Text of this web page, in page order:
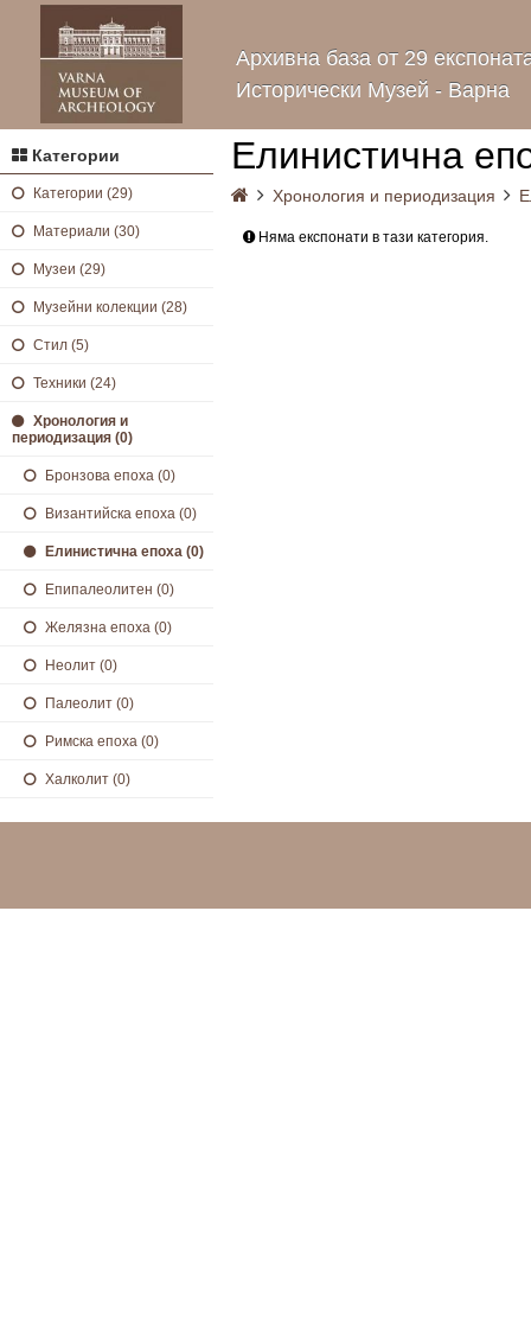
Архивна база от 29
Исторически Музей - Варна
Категории
Категории (29)
Материали (30)
Музеи (29)
Музейни колекции (28)
Стил (5)
Техники (24)
Хронология и
периодизация (0)
Бронзова епоха (0)
Византийска епоха (0)
Елинистична епоха (0)
Епипалеолитен (0)
Желязна епоха (0)
Неолит (0)
Палеолит (0)
Римска епоха (0)
Халколит (0)
Елинистична
Хронология и периодизация
Няма експонати в тази категория.